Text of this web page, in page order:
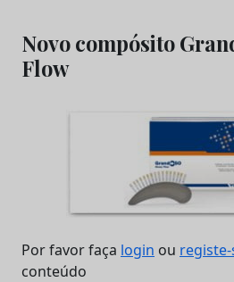
Novo compósito
Flow
Por favor faça login ou
conteúdo